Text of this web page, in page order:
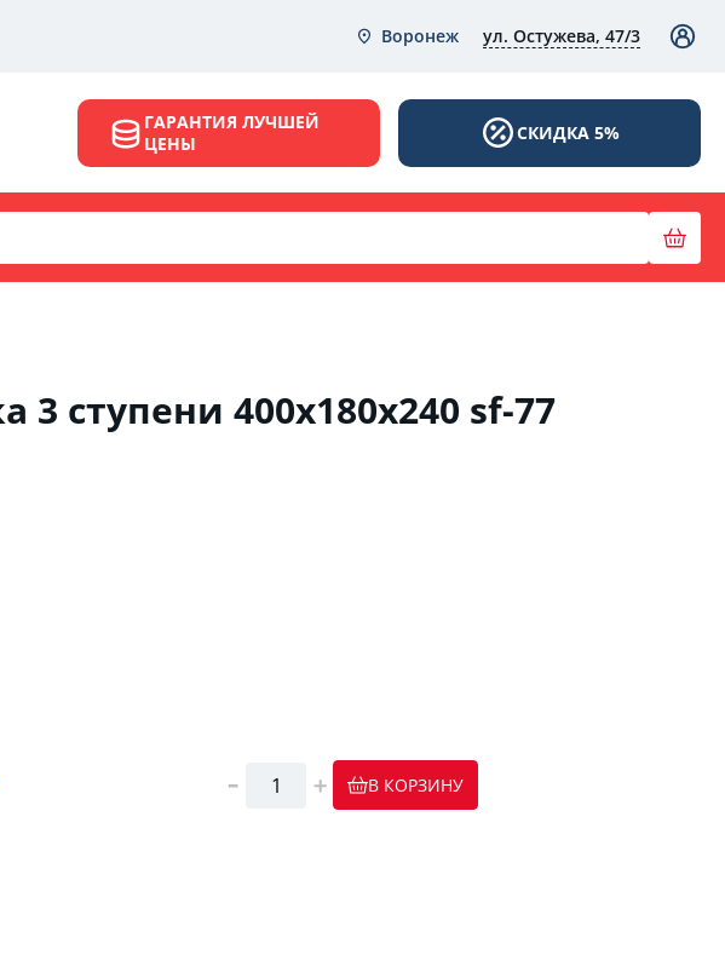
Воронеж ул. Остужева, 47/3
ГАРАНТИЯ ЛУЧШЕЙ
ЦЕНЫ
СКИДКА 5%
3 ступени 400х180х240 sf-77
В КОРЗИНУ